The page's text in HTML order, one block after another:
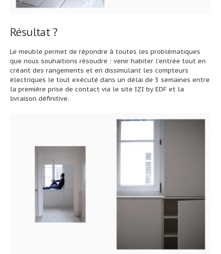
Résultat ?
Le meuble permet de répondre à toutes les problématiques
que nous souhaitions résoudre : venir habiter l’entrée tout en
créant des rangements et en dissimulant les compteurs
électriques le tout exécuté dans un délai de 3 semaines entre
la première prise de contact via le site IZI by EDF et la
livraison définitive.